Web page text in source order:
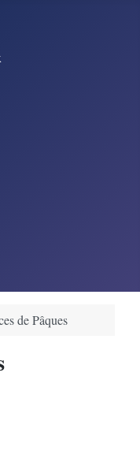
de Pâques